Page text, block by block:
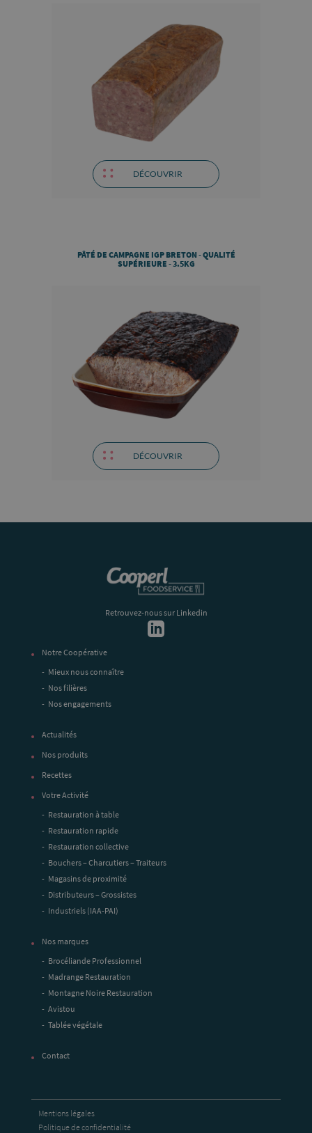
DÉCOUVRIR
PÂTÉ DE CAMPAGNE IGP BRETON - QUALITÉ
SUPÉRIEURE - 3.5KG
DÉCOUVRIR
Retrouvez-nous sur Linkedin
Notre Coopérative
Mieux nous connaître
Nos filières
Nos engagements
Actualités
Nos produits
Recettes
Votre Activité
Restauration à table
Restauration rapide
Restauration collective
Bouchers – Charcutiers – Traiteurs
Magasins de proximité
Distributeurs – Grossistes
Industriels (IAA-PAI)
Nos marques
Brocéliande Professionnel
Madrange Restauration
Montagne Noire Restauration
Avistou
Tablée végétale
Contact
Mentions légales
Politique de confidentialité